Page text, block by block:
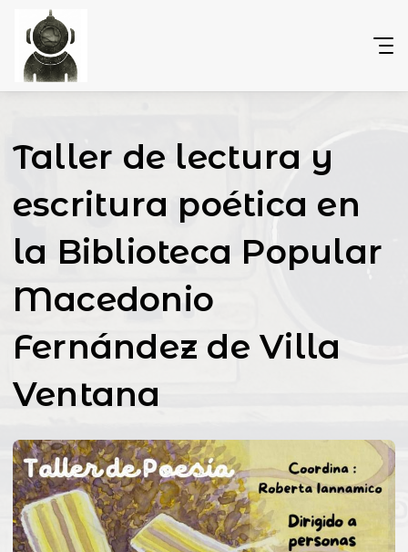
Taller de lectura y
escritura poética en
la Biblioteca Popular
Macedonio
Fernández de Villa
Ventana